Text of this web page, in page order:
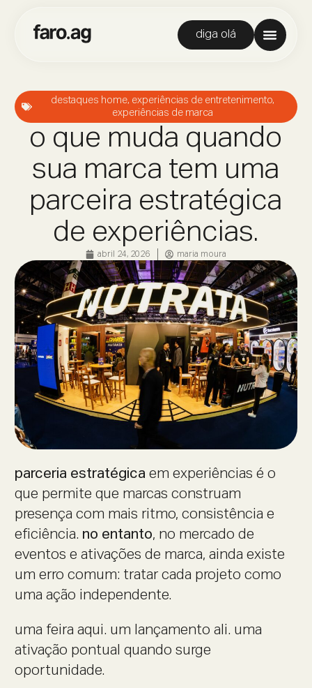
diga olá
destaques home, experiências de entretenimento,
experiências de marca
o que muda quando
sua marca tem uma
parceira estratégica
de experiências.
abril 24, 2026 maria moura
parceria estratégica em experiências é o
que permite que marcas construam
presença com mais ritmo, consistência e
eficiência. no entanto, no mercado de
eventos e ativações de marca, ainda existe
um erro comum: tratar cada projeto como
uma ação independente.
uma feira aqui. um lançamento ali. uma
ativação pontual quando surge
oportunidade.